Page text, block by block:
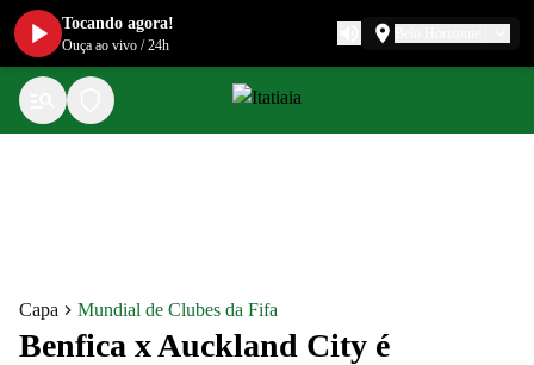
Capa Mundial de Clubes da Fifa
Benfica x Auckland City é
Tocando agora!
Ouça ao vivo /24h